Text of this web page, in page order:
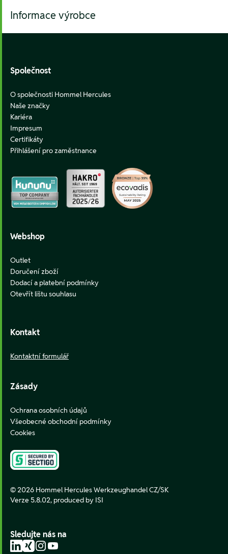
Informace výrobce
Společnost
O společnosti Hommel Hercules
Naše značky
Kariéra
Impresum
Certifikáty
Přihlášení pro zaměstnance
Webshop
Outlet
Doručení zboží
Dodací a platební podmínky
Otevřít lištu souhlasu
Kontakt
Kontaktní formulář
Zásady
Ochrana osobních údajů
Všeobecné obchodní podmínky
Cookies
© 2026 Hommel Hercules Werkzeughandel CZ/SK
Verze 5.8.02, produced by ISI
Sledujte nás na
LinkedIn
XingInstagram
YouTube